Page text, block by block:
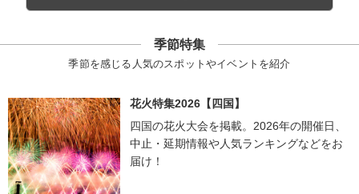
季節特集
季節を感じる人気のスポットやイベントを紹介
花火特集2026【四国】
四国の花火大会を掲載。2026年の開催日、
中止・延期情報や人気ランキングなどをお
届け！